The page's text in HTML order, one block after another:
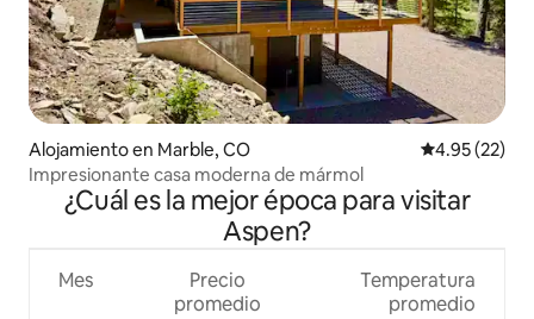
Alojamiento en Marble, CO Calificación
4.95 (22)
Impresionante casa moderna de mármol
¿Cuál es la mejor época para visitar
Aspen?
Mes
Precio
promedio
Temperatura
promedio